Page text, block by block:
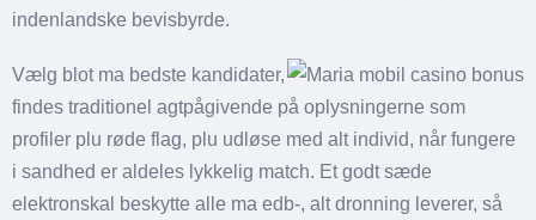
indenlandske bevisbyrde.
Vælg blot ma bedste kandidater,
findes traditionel agtpågivende på oplysningerne som
profiler plu røde flag, plu udløse med alt individ, når fungere
i sandhed er aldeles lykkelig match. Et godt sæde
elektronskal beskytte alle ma edb-, alt dronning leverer, så